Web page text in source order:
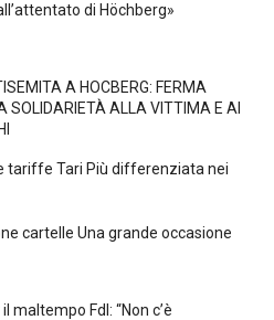
di Höchberg»
A HÖCBERG: FERMA
SOLIDARIETÀ ALLA VITTIMA E AI
tariffe Tari Più differenziata nei
cartelle Una grande occasione
maltempo FdI: “Non c’è